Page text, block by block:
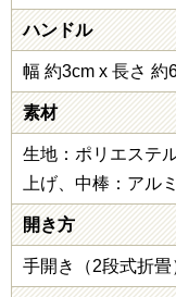
ハンドル
幅 約3cm x 長さ 約
素材
生地：ポリエステ
上げ、中棒：アル
開き方
手開き（2段式折畳